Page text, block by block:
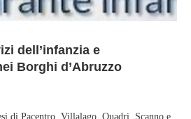
dell’infanzia e
Borghi d’Abruzzo
di Pacentro, Villalago, Quadri, Scanno e